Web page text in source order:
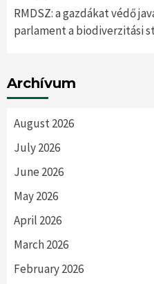
RMDSZ: a gazdákat védő
parlament a biodiverzitási
Archívum
August 2026
July 2026
June 2026
May 2026
April 2026
March 2026
February 2026